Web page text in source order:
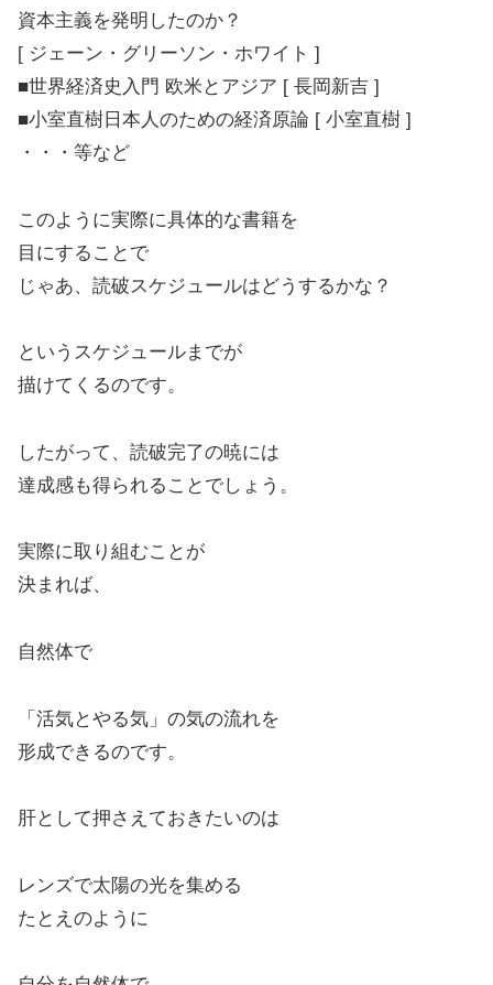
資本主義を発明したのか？
[ ジェーン・グリーソン・ホワイト ]
■世界経済史入門 欧米とアジア [ 長岡新吉 ]
■小室直樹日本人のための経済原論 [ 小室直樹 ]
・・・等など
このように実際に具体的な書籍を
目にすることで
じゃあ、読破スケジュールはどうするかな？
というスケジュールまでが
描けてくるのです。
したがって、読破完了の暁には
達成感も得られることでしょう。
実際に取り組むことが
決まれば、
自然体で
「活気とやる気」の気の流れを
形成できるのです。
肝として押さえておきたいのは
レンズで太陽の光を集める
たとえのように